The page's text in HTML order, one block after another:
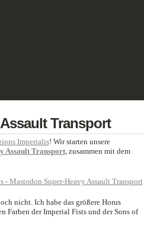
Transport
Imperialis! Wir starten unsere
Assault Transport, zusammen mit dem
nicht. Ich habe das größere Horus
Farben der Imperial Fists und der Sons of